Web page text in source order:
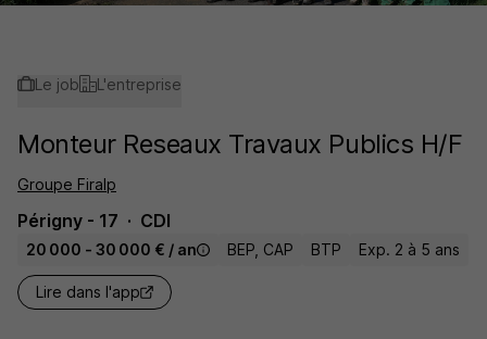
Le job L'entreprise
Monteur Reseaux Travaux Publics H/F
Groupe Firalp
Périgny - 17 CDI
20 000 - 30 000 € / an BEP, CAP BTP Exp. 2 à 5 ans
Lire dans l'app